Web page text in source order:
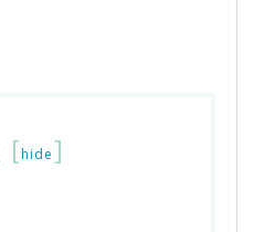
[hide]